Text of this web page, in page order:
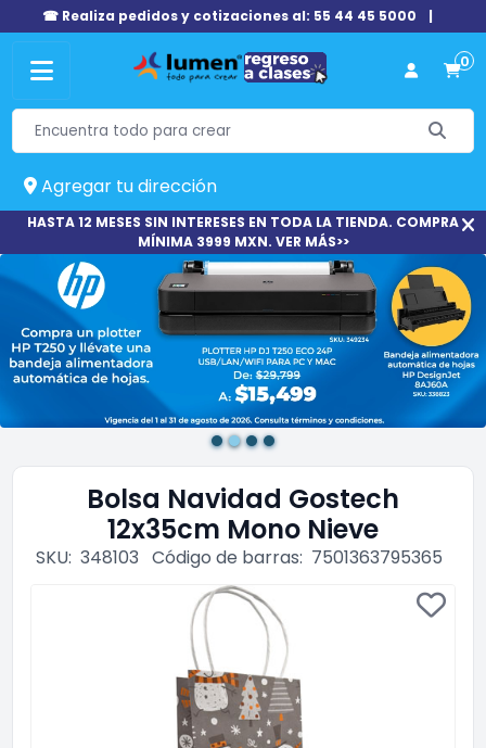
☎ Realiza pedidos y cotizaciones al: 55 44 45 5000 |
0
Agregar tu dirección
HASTA 12 MESES SIN INTERESES EN TODA LA TIENDA. COMPRA
MÍNIMA 3999 MXN. VER MÁS>>
Bolsa Navidad Gostech
12x35cm Mono Nieve
SKU: 348103 Código de barras: 7501363795365